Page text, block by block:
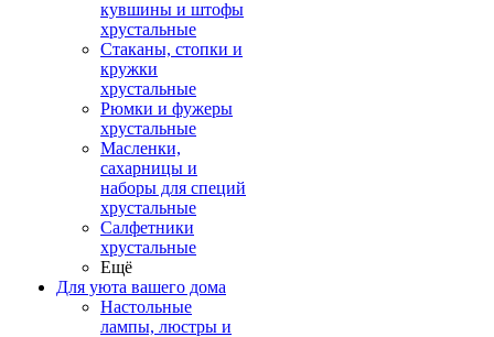
кувшины и штофы
хрустальные
Стаканы, стопки и
кружки
хрустальные
Рюмки и фужеры
хрустальные
Масленки,
сахарницы и
наборы для специй
хрустальные
Салфетники
хрустальные
Ещё
Для уюта вашего дома
Настольные
лампы, люстры и